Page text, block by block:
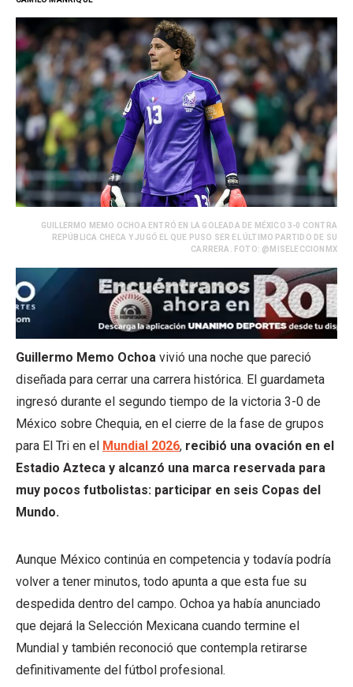
GUILLERMO MEMO OCHOA ENTRÓ EN LA GOLEADA DE MÉXICO 3-0 CONTRA
REPÚBLICA CHECA Y JUGÓ EL QUE PUSO SER EL ÚLTIMO PARTIDO DE SU
CARRERA. FOTO: @MISELECCIONMX
Guillermo Memo Ochoa vivió una noche que pareció
diseñada para cerrar una carrera histórica. El guardameta
ingresó durante el segundo tiempo de la victoria 3-0 de
México sobre Chequia, en el cierre de la fase de grupos
para El Tri en el Mundial 2026, recibió una ovación en el
Estadio Azteca y alcanzó una marca reservada para
muy pocos futbolistas: participar en seis Copas del
Mundo.
Aunque México continúa en competencia y todavía podría
volver a tener minutos, todo apunta a que esta fue su
despedida dentro del campo. Ochoa ya había anunciado
que dejará la Selección Mexicana cuando termine el
Mundial y también reconoció que contempla retirarse
definitivamente del fútbol profesional.